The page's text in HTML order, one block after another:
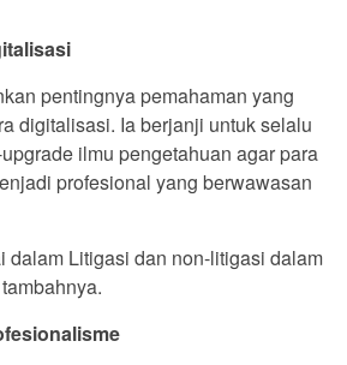
pentingnya pemahaman yang
digitalisasi. Ia berjanji untuk selalu
ilmu pengetahuan agar para
profesional yang berwawasan
dalam Litigasi dan non-litigasi dalam